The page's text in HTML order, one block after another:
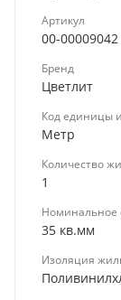
Артикул
00-00009042
Бренд
Цветлит
Код единицы
Метр
Количество
1
Номинальное
35 кв.мм
Изоляция